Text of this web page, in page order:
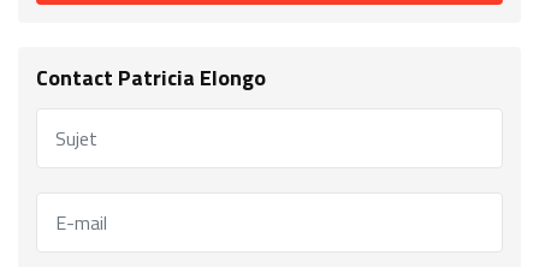
Contact Patricia Elongo